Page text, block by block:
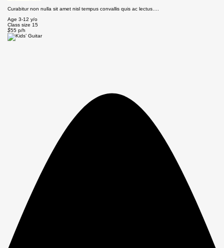
Curabitur non nulla sit amet nisl tempus convallis quis ac lectus….
Age 3-12 y/o
Class size 15
$55 p/h